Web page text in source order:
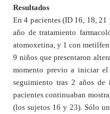
Resultados
En 4 pacientes (ID 16, 18, 21
año de tratamiento
atomoxetina, y 1 con
9 niños que presentaron
momento previo a iniciar
seguimiento tras 2 años
pacientes continuaban
(los sujetos 16 y 23). Sólo